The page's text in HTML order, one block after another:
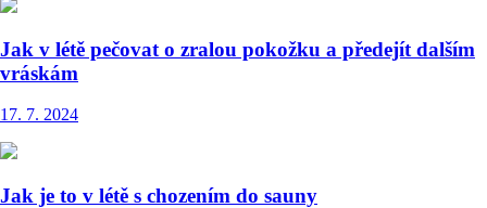
Jak v létě pečovat o zralou pokožku a předejít dalším
vráskám
17. 7. 2024
Jak je to v létě s chozením do sauny